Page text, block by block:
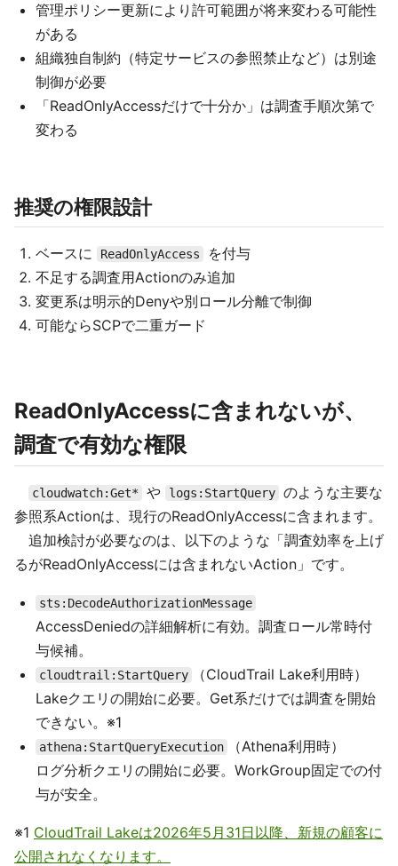
管理ポリシー更新により許可範囲が将来変わる可能性
がある
組織独自制約（特定サービスの参照禁止など）は別途
制御が必要
「ReadOnlyAccessだけで十分か」は調査手順次第で
変わる
推奨の権限設計
ベースに ReadOnlyAccess
を付与
不足する調査用Actionのみ追加
変更系は明示的Denyや別ロール分離で制御
可能ならSCPで二重ガード
ReadOnlyAccessに含まれないが、
調査で有効な権限
cloudwatch:Get* や logs:StartQuery のような主要な
参照系Actionは、現行のReadOnlyAccessに含まれます。
追加検討が必要なのは、以下のような「調査効率を上げ
るがReadOnlyAccessには含まれないAction」です。
sts:DecodeAuthorizationMessage
AccessDeniedの詳細解析に有効。調査ロール常時付
与候補。
cloudtrail:StartQuery
（CloudTrail Lake利用時）
Lakeクエリの開始に必要。Get系だけでは調査を開始
できない。※1
athena:StartQueryExecution
（Athena利用時）
ログ分析クエリの開始に必要。WorkGroup固定での付
与が安全。
※1 CloudTrail Lakeは2026年5月31日以降、新規の顧客に
公開されなくなります。